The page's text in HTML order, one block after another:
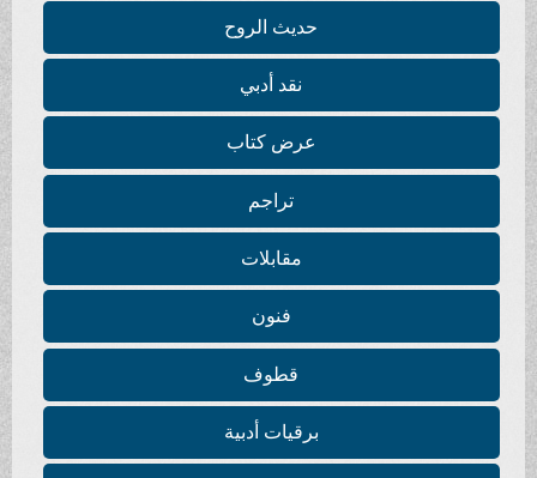
حديث الروح
نقد أدبي
عرض كتاب
تراجم
مقابلات
فنون
قطوف
برقيات أدبية